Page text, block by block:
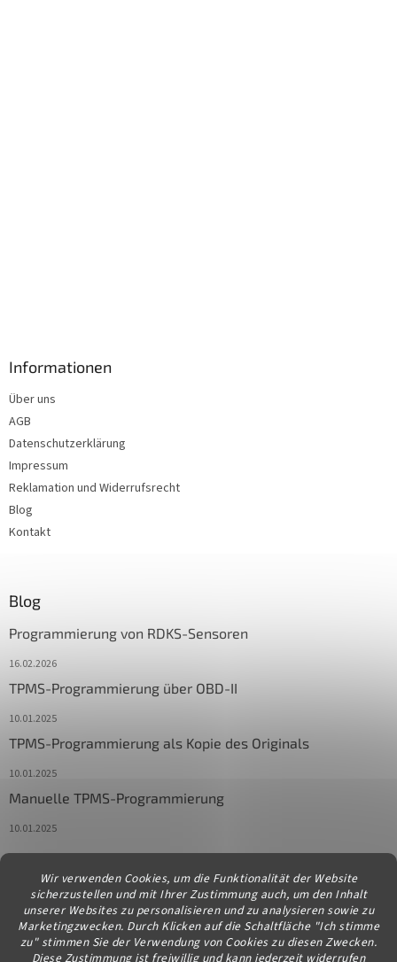
Wir verwenden Cookies, um die Funktionalität der Website
sicherzustellen und mit Ihrer Zustimmung auch, um den Inhalt
unserer Websites zu personalisieren und zu analysieren sowie zu
Marketingzwecken. Durch Klicken auf die Schaltfläche "Ich stimme
zu" stimmen Sie der Verwendung von Cookies zu diesen Zwecken.
Diese Zustimmung ist freiwillig und kann jederzeit widerrufen
Informationen
Über uns
AGB
Datenschutzerklärung
Impressum
Reklamation und Widerrufsrecht
Blog
Kontakt
Blog
Programmierung von RDKS-Sensoren
16.02.2026
TPMS-Programmierung über OBD-II
10.01.2025
TPMS-Programmierung als Kopie des Originals
10.01.2025
Manuelle TPMS-Programmierung
10.01.2025
Kontakt
info@diagstore.at